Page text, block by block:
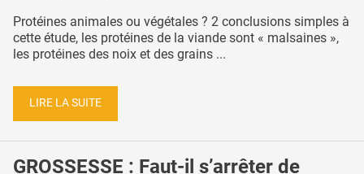
Protéines animales ou végétales ? 2 conclusions simples à
cette étude, les protéines de la viande sont « malsaines »,
les protéines des noix et des grains ...
LIRE LA SUITE
GROSSESSE : Faut-il s’arrêter de